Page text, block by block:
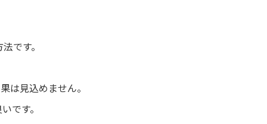
です。
は見込めません。
です。